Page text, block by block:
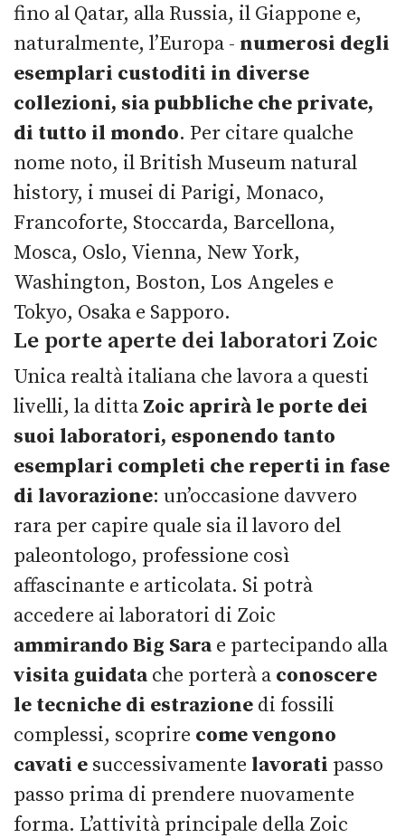
fino al Qatar, alla Russia, il Giappone e,
naturalmente, l’Europa - numerosi degli
esemplari custoditi in diverse
collezioni, sia pubbliche che private,
di tutto il mondo. Per citare qualche
nome noto, il British Museum natural
history, i musei di Parigi, Monaco,
Francoforte, Stoccarda, Barcellona,
Mosca, Oslo, Vienna, New York,
Washington, Boston, Los Angeles e
Tokyo, Osaka e Sapporo.
Le porte aperte dei laboratori Zoic
Unica realtà italiana che lavora a questi
livelli, la ditta Zoic aprirà le porte dei
suoi laboratori, esponendo tanto
esemplari completi che reperti in fase
di lavorazione: un’occasione davvero
rara per capire quale sia il lavoro del
paleontologo, professione così
affascinante e articolata. Si potrà
accedere ai laboratori di Zoic
ammirando Big Sarae partecipando alla
visita guidatache porterà a conoscere
le tecniche di estrazione di fossili
complessi, scoprire come vengono
cavati e successivamente lavorati passo
passo prima di prendere nuovamente
forma. L’attività principale della Zoic